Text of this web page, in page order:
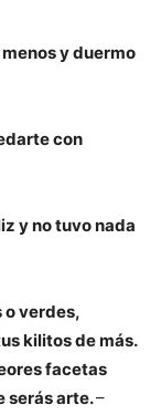
y duermo
con
y no tuvo nada
o verdes,
kilitos de más.
facetas
serás arte.–